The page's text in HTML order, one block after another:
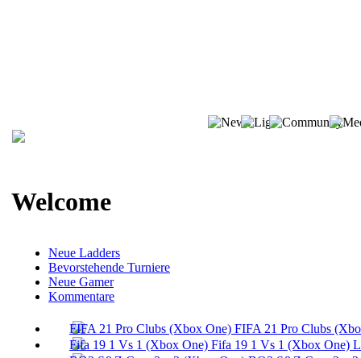
Welcome
Neue Ladders
Bevorstehende Turniere
Neue Gamer
Kommentare
FIFA 21 Pro Clubs
Fifa 19 1 Vs 1 (Xbox One)